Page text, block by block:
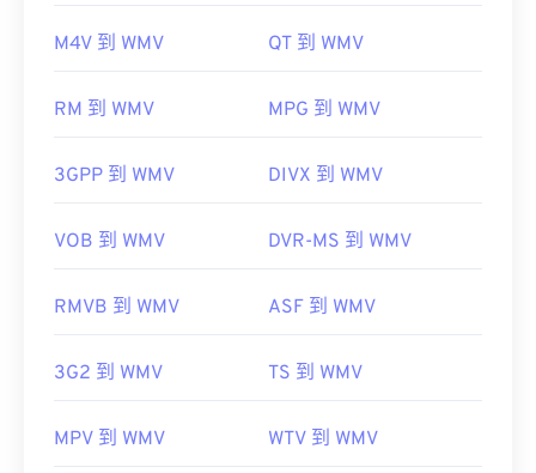
1_Audio_Layer_II
1/audio
WMV 也很容易转换为其他视频文件类型。但是，请
具。
开发者：微软
有用的链接：
M4V 到 WMV QT 到 WMV
RM 到 WMV MPG 到 WMV
3GPP 到 WMV DIVX 到 WMV
VOB 到 WMV DVR-MS 到 WMV
RMVB 到 WMV ASF 到 WMV
3G2 到 WMV TS 到 WMV
MPV 到 WMV WTV 到 WMV